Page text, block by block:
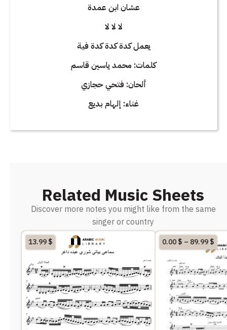
عشان ابن عمدة
لا لا لا
يعمل كدة كدة كدة فية
كلمات: محمد ياسين قاسم
ألحان: فتحي حجازي
غناء: إلهام بديع
Related Music Sheets
Discover more notes you might like from the same
singer or country
13.99$ 0.00$ – 89.99$